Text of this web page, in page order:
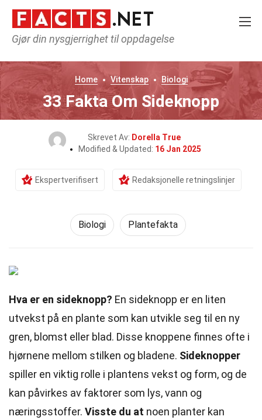
Gjør din nysgjerrighet til oppdagelse
Home Vitenskap Biologi
33 Fakta Om Sideknopp
Skrevet Av: Dorella True
Modified & Updated: 16 Jan 2025
Ekspertverifisert Redaksjonelle retningslinjer
Biologi Plantefakta
Hva er en sideknopp? En sideknopp er en liten
utvekst på en plante som kan utvikle seg til en ny
gren, blomst eller blad. Disse knoppene finnes ofte i
hjørnene mellom stilken og bladene. Sideknopper
spiller en viktig rolle i plantens vekst og form, og de
kan påvirkes av faktorer som lys, vann og
næringsstoffer. Visste du at noen planter kan